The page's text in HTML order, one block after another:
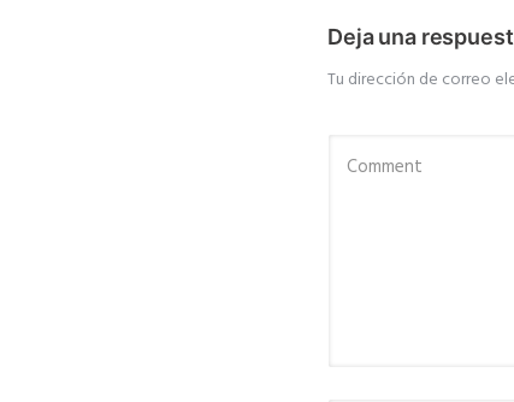
Deja una
Tu dirección de correo